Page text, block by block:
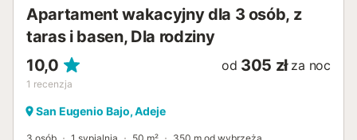
Apartament wakacyjny dla 3 osób, z
taras i basen, Dla rodziny
10,0
1 recenzja
od 305 zł za noc
San Eugenio Bajo, Adeje